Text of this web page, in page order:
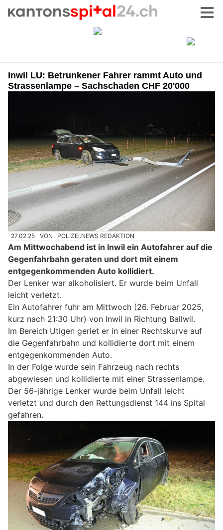
Inwil LU: Betrunkener Fahrer rammt Auto und
Strassenlampe – Sachschaden CHF 20'000
27.02.25 VON POLIZEI.NEWS REDAKTION
Am Mittwochabend ist in Inwil ein Autofahrer auf die
Gegenfahrbahn geraten und dort mit einem
entgegenkommenden Auto kollidiert.
Der Lenker war alkoholisiert. Er wurde beim Unfall
leicht verletzt.
Ein Autofahrer fuhr am Mittwoch (26. Februar 2025,
kurz nach 21:30 Uhr) von Inwil in Richtung Ballwil.
Im Bereich Utigen geriet er in einer Rechtskurve auf
die Gegenfahrbahn und kollidierte dort mit einem
entgegenkommenden Auto.
In der Folge wurde sein Fahrzeug nach rechts
abgewiesen und kollidierte mit einer Strassenlampe.
Der 56-jährige Lenker wurde beim Unfall leicht
verletzt und durch den Rettungsdienst 144 ins Spital
gefahren.